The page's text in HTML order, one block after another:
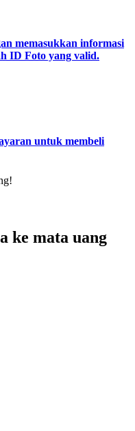
hari
memasukkan informasi
ID Foto yang valid.
untuk membeli
ke mata uang